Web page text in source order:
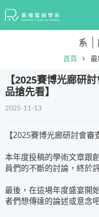
系
首頁 最
【2025賽博光廊研
品搶先看】
2025-11-13
【2025賽博光廊研討會審
本年度投稿的學術文章跟
員們的不斷的討論，終於
最後，在這場年度盛宴開
者們想傳達的論述或意念